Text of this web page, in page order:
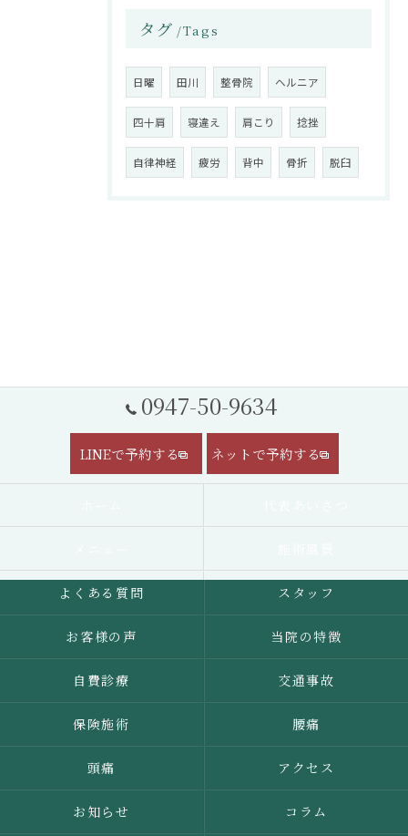
タグ Tags
日曜 田川 整骨院 ヘルニア
四十肩 寝違え 肩こり 捻挫
自律神経 疲労 背中 骨折 脱臼
0947-50-9634
LINEで予約する ネットで予約する
よくある質問 スタッフ
お客様の声 当院の特徴
自費診療 交通事故
保険施術 腰痛
頭痛 アクセス
お知らせ コラム